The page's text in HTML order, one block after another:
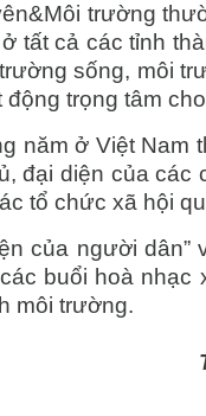
trường
tất cả các tỉnh
sống, môi
trọng tâm
năm ở Việt Nam
đại diện của
tổ chức xã hội
của người
buổi hoà nhạc
môi trường.